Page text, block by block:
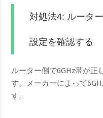
対処法4: ルータ
設定を確認する
ルーター側で6GHz帯が正
す。メーカーによって
す。